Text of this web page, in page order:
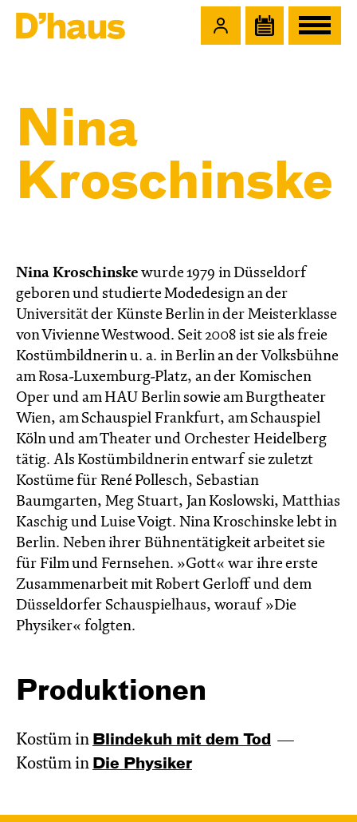
Nina
Kroschinske
Nina Kroschinske wurde 1979 in Düsseldorf
geboren und studierte Modedesign an der
Universität der Künste Berlin in der Meisterklasse
von Vivienne Westwood. Seit 2008 ist sie als freie
Kostümbildnerin u. a. in Berlin an der Volksbühne
am Rosa-Luxemburg-Platz, an der Komischen
Oper und am HAU Berlin sowie am Burgtheater
Wien, am Schauspiel Frankfurt, am Schauspiel
Köln und am Theater und Orchester Heidelberg
tätig. Als Kostümbildnerin entwarf sie zuletzt
Kostüme für René Pollesch, Sebastian
Baumgarten, Meg Stuart, Jan Koslowski, Matthias
Kaschig und Luise Voigt. Nina Kroschinske lebt in
Berlin. Neben ihrer Bühnentätigkeit arbeitet sie
für Film und Fernsehen. »Gott« war ihre erste
Zusammenarbeit mit Robert Gerloff und dem
Düsseldorfer Schauspielhaus, worauf »Die
Physiker« folgten.
Produktionen
Kostüm in Blinde­kuh mit dem Tod
Kostüm in Die Physiker